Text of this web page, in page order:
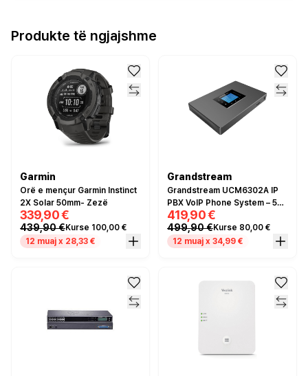
Produkte të ngjajshme
Garmin
Orë e mençur Garmin Instinct
2X Solar 50mm- Zezë
339,90 €
439,90 €Kurse 100,00 €
12 muaj x 28,33 €
Grandstream
Grandstream UCM6302A IP
PBX VoIP Phone System – 500
Users, 75 Calls, 2×FXO,
2×FXS
419,90 €
499,90 €Kurse 80,00 €
12 muaj x 34,99 €